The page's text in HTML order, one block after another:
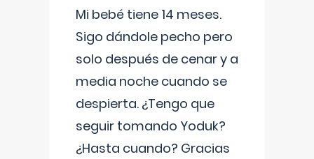
Mi bebé tiene 14 meses.
Sigo dándole pecho pero
solo después de cenar y a
media noche cuando se
despierta. ¿Tengo que
seguir tomando Yoduk?
¿Hasta cuando? Gracias